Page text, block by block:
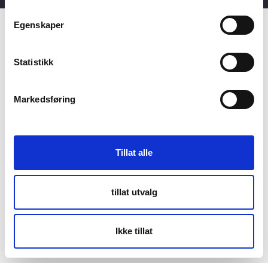
Egenskaper
Statistikk
Markedsføring
Tillat alle
tillat utvalg
Ikke tillat